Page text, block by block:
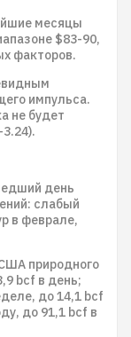
месяцы
$83-90,
факторов.
импульса.
не будет
день
слабый
в феврале,
природного
bcf в день;
до 14,1 bcf
до 91,1 bcf в